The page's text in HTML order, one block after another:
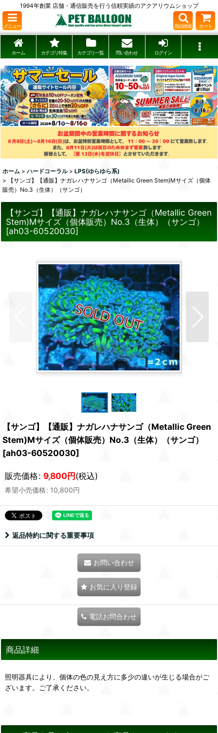
1994年創業 店舗・通信販売を行う信頼実績のアクアリウムショップ
メニュー 商品検索 カート
ホーム カテゴリ特集 カテゴリ一覧 問い合わせ ログイン
ホーム > ハードコーラル > LPS(ゆらゆら系)
>
【サンゴ】【通販】ナガレハナサンゴ（Metallic Green Stem)Mサイズ（個体
販売）No.3（生体）（サンゴ）
【サンゴ】【通販】ナガレハナサンゴ（Metallic Green
Stem)Mサイズ（個体販売）No.3（生体）（サンゴ）
[ah03-60520030]
【サンゴ】【通販】ナガレハナサンゴ（Metallic Green
Stem)Mサイズ（個体販売）No.3（生体）（サンゴ）
[ah03-60520030]
販売価格: 9,800円(税込)
希望小売価格: 10,800円
返品特約に関する重要事項
お問い合わせ
お気に入り登録
電話お問合わせ
商品詳細
照明器具により、個体の色の見え方に多少の違いが生じる場合がご
ざいます。ご了承ください。